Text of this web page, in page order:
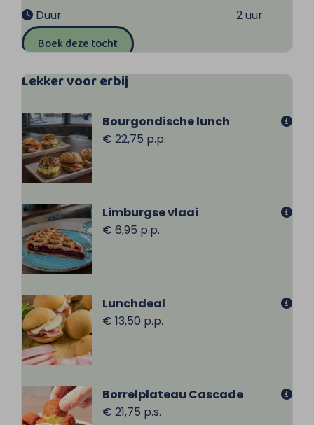
Duur
2 uur
Boek deze tocht
Lekker voor erbij
Bourgondische lunch
€ 22,75 p.p.
Limburgse vlaai
€ 6,95 p.p.
Lunchdeal
€ 13,50 p.p.
Borrelplateau Cascade
€ 21,75 p.s.